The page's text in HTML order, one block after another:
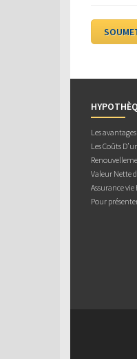
Les
Les Coûts
Valeur Nette
Assurance
Pour